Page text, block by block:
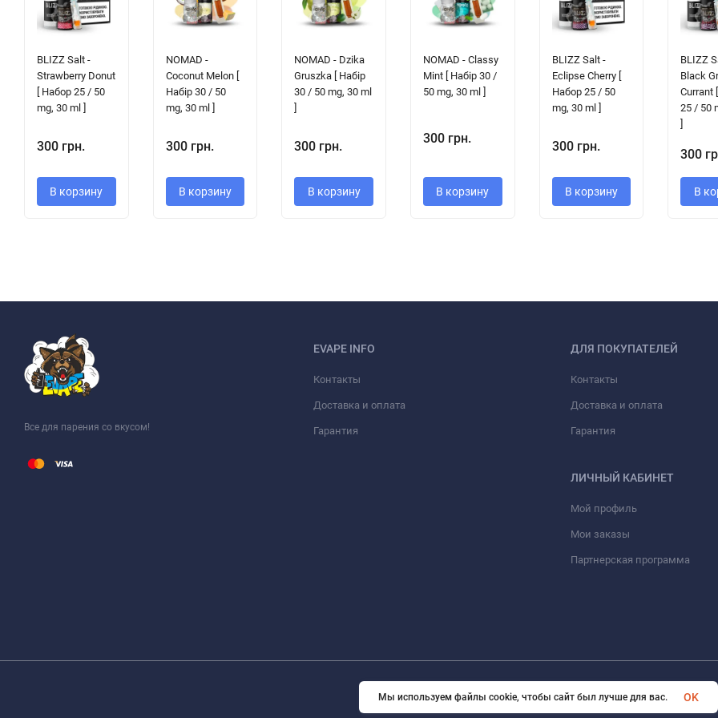
BLIZZ Salt -
Strawberry Donut
[ Набор 25 / 50
mg, 30 ml ]
300 грн.
В корзину
NOMAD -
Coconut Melon [
Набір 30 / 50
mg, 30 ml ]
300 грн.
В корзину
NOMAD - Dzika
Gruszka [ Набір
30 / 50 mg, 30 ml
300 грн.
В корзину
NOMAD - Classy
Mint [ Набір 30 /
50 mg, 30 ml ]
300 грн.
В корзину
BLIZZ Salt -
Eclipse Cherry [
Набор 25 / 50
mg, 30 ml ]
300 грн.
В корзину
BLIZZ
Black
Currant
25 / 50
300
В
Все для парения со вкусом!
EVAPE INFO
Контакты
Доставка и оплата
Гарантия
ДЛЯ ПОКУПАТЕЛЕЙ
Контакты
Доставка и оплата
Гарантия
ЛИЧНЫЙ КАБИНЕТ
Мой профиль
Мои заказы
Партнерская программа
© 2026 eVape. Все права защищены
Мы используем файлы cookie, чтобы сайт был лучше для вас. OK